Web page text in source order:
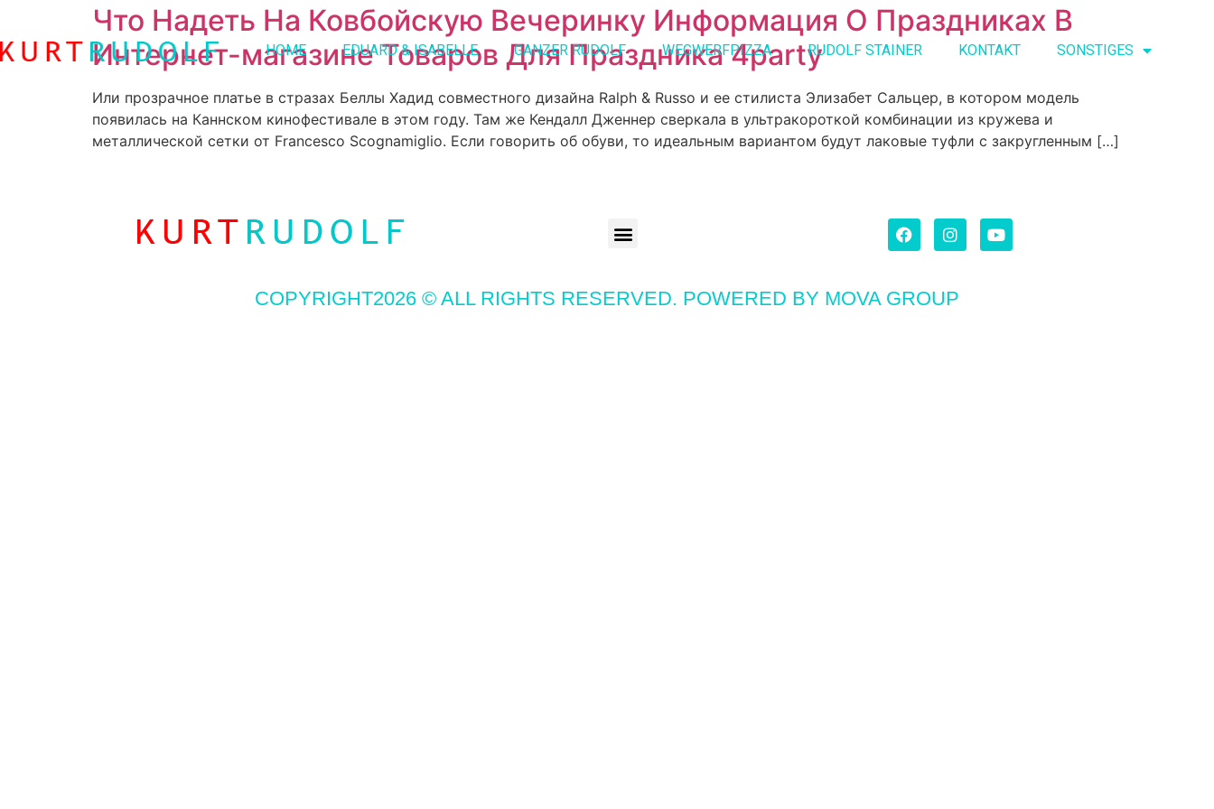
HOME EDUARD & ISABELLE GANZER RUDOLF WEGWERFPIZZA RUDOLF STAINER KONTAKT SONSTIGES
Что Надеть На Ковбойскую Вечеринку Информация О Праздниках В
Интернет-магазине Товаров Для Праздника 4party
Или прозрачное платье в стразах Беллы Хадид совместного дизайна Ralph & Russo и ее стилиста Элизабет Сальцер, в котором модель
появилась на Каннском кинофестивале в этом году. Там же Кендалл Дженнер сверкала в ультракороткой комбинации из кружева и
металлической сетки от Francesco Scognamiglio. Если говорить об обуви, то идеальным вариантом будут лаковые туфли с закругленным […]
COPYRIGHT2026 © ALL RIGHTS RESERVED. POWERED BY MOVA GROUP